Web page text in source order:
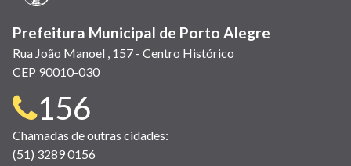
Prefeitura Municipal de Porto Alegre
Rua João Manoel , 157 - Centro Histórico
CEP 90010-030
Telefone
para
156
Chamadas de outras cidades:
(51) 3289 0156